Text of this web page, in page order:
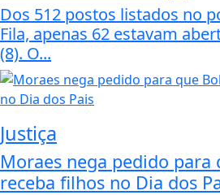
Dos 512 postos listados no
Fila, apenas 62 estavam
(8). O...
Justiça
Moraes nega pedido para
receba filhos no Dia dos